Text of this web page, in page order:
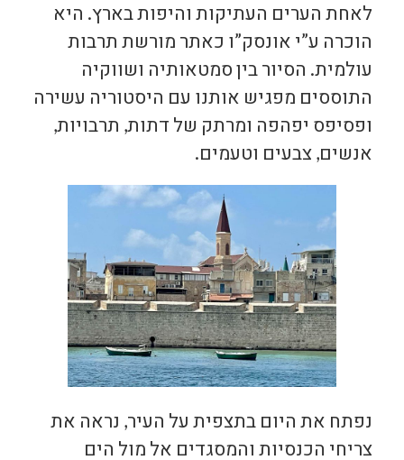
לאחת הערים העתיקות והיפות בארץ. היא
הוכרה ע”י אונסק”ו כאתר מורשת תרבות
עולמית. הסיור בין סמטאותיה ושווקיה
התוססים מפגיש אותנו עם היסטוריה עשירה
ופסיפס יפהפה ומרתק של דתות, תרבויות,
אנשים, צבעים וטעמים.
נפתח את היום בתצפית על העיר, נראה את
צריחי הכנסיות והמסגדים אל מול הים